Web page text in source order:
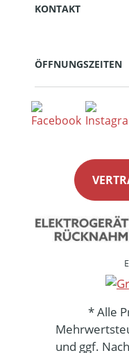
KONTAKT
ÖFFNUNGSZEITEN
* Alle
und ggf.